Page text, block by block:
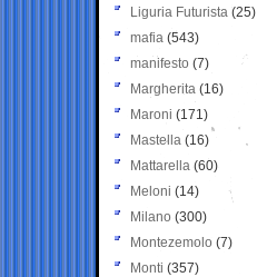
Liguria Futurista (25)
mafia (543)
manifesto (7)
Margherita (16)
Maroni (171)
Mastella (16)
Mattarella (60)
Meloni (14)
Milano (300)
Montezemolo (7)
Monti (357)